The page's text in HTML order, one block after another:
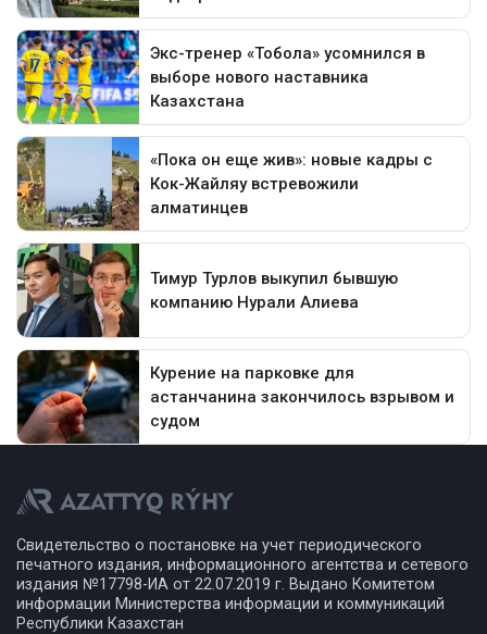
Свидетельство о постановке на учет периодического
печатного издания, информационного агентства и сетевого
издания №17798-ИА от 22.07.2019 г. Выдано Комитетом
информации Министерства информации и коммуникаций
Республики Казахстан